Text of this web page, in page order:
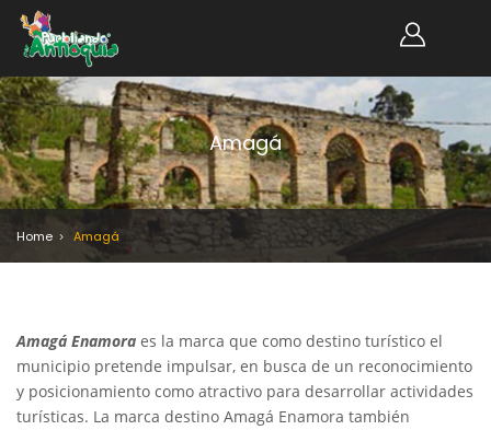
Amagá
Home Amagá
Amagá Enamora es la marca que como destino turístico el
municipio pretende impulsar, en busca de un reconocimiento
y posicionamiento como atractivo para desarrollar actividades
turísticas. La marca destino Amagá Enamora también